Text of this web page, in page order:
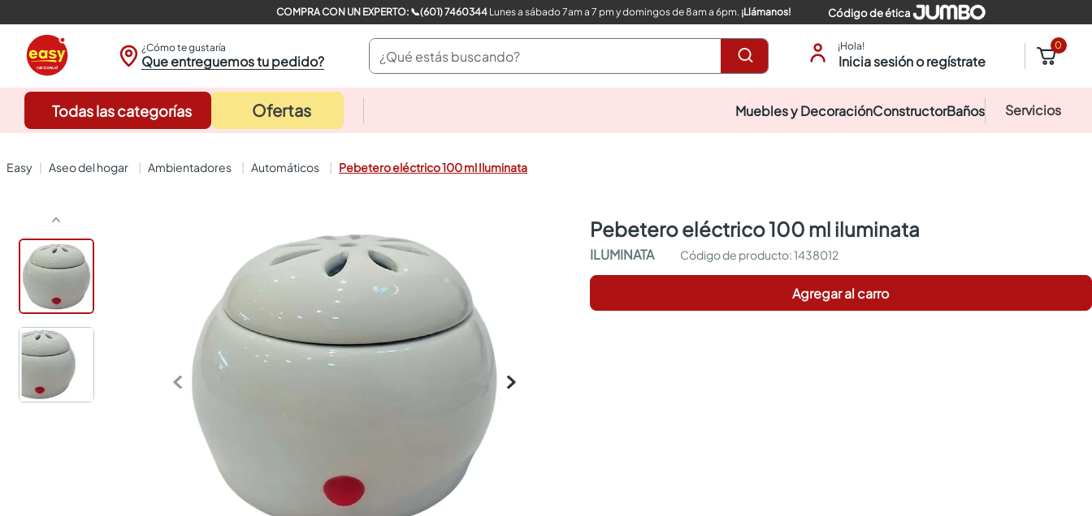
COMPRA CON UN EXPERTO: 📞(601) 7460344Lunes a sábado 7am a 7 pm y domingos de 8am a 6pm. ¡Llámanos! Código de ética
¿Cómo te gustaría
Que entreguemos tu pedido?
¿Qué estás buscando? ¡Hola!
Inicia sesión o regístrate
0
Todas las categorías Ofertas Muebles y DecoraciónConstructorBaños Servicios
aseo del hogar ambientadores automáticos Pebetero eléctrico 100 ml Iluminata
pebetero eléctrico 100 ml iluminata
ILUMINATA :1438012
Agregar al carro
closet
sanitarios
comedores
armarios closet
neveras